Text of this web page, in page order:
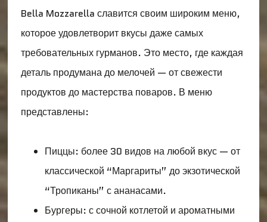
Bella Mozzarella славится своим широким меню,
которое удовлетворит вкусы даже самых
требовательных гурманов. Это место, где каждая
деталь продумана до мелочей — от свежести
продуктов до мастерства поваров. В меню
представлены:
Пиццы: более 30 видов на любой вкус — от
классической “Маргариты” до экзотической
“Тропиканы” с ананасами.
Бургеры: с сочной котлетой и ароматными